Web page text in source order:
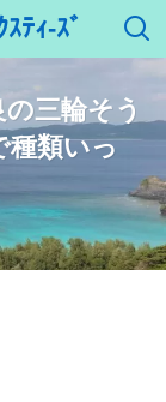
ﾃｨ-ｽﾞ
三輪そう
種類いっ